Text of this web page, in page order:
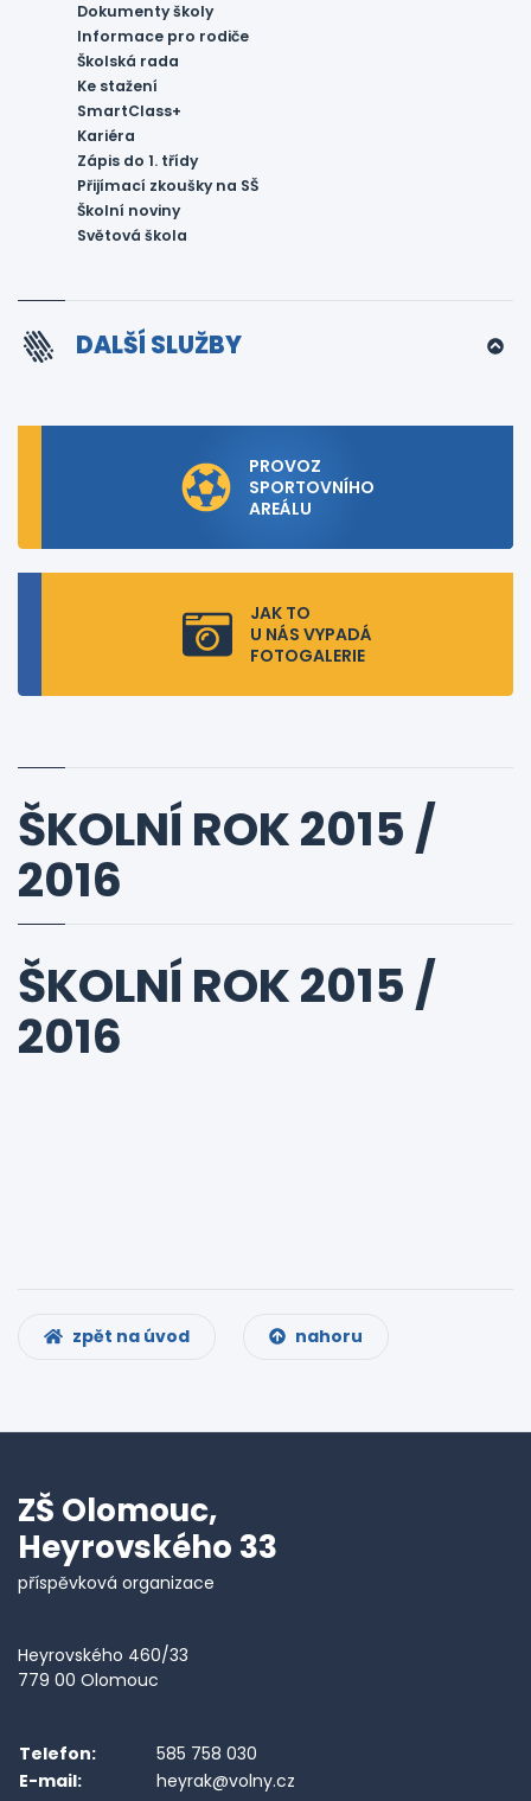
Dokumenty školy
Informace pro rodiče
Školská rada
Ke stažení
SmartClass+
Kariéra
Zápis do 1. třídy
Přijímací zkoušky na SŠ
Školní noviny
Světová škola
DALŠÍ SLUŽBY
PROVOZ
SPORTOVNÍHO
AREÁLU
JAK TO
U NÁS VYPADÁ
FOTOGALERIE
ŠKOLNÍ ROK 2015 /
2016
ŠKOLNÍ ROK 2015 /
2016
zpět na úvod nahoru
ZŠ Olomouc,
Heyrovského 33
příspěvková organizace
Heyrovského 460/33
779 00 Olomouc
Telefon:
585 758 030
E-mail:
heyrak@volny.cz